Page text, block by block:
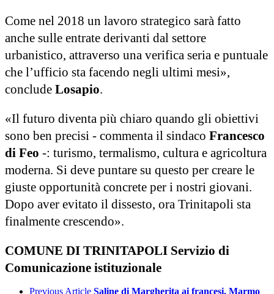
Come nel 2018 un lavoro strategico sarà fatto
anche sulle entrate derivanti dal settore
urbanistico, attraverso una verifica seria e puntuale
che l’ufficio sta facendo negli ultimi mesi»,
conclude Losapio.
«Il futuro diventa più chiaro quando gli obiettivi
sono ben precisi - commenta il sindaco Francesco
di Feo -: turismo, termalismo, cultura e agricoltura
moderna. Si deve puntare su questo per creare le
giuste opportunità concrete per i nostri giovani.
Dopo aver evitato il dissesto, ora Trinitapoli sta
finalmente crescendo».
COMUNE DI TRINITAPOLI Servizio di
Comunicazione istituzionale
Previous Article Saline di Margherita ai francesi. Marmo